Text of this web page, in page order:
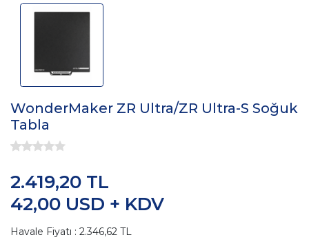
WonderMaker ZR Ultra/ZR Ultra-S Soğuk
Tabla
42,00 USD + KDV
2.419,20 TL
Havale Fiyatı : 2.346,62 TL